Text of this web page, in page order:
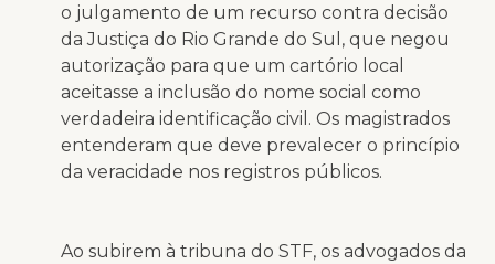
o julgamento de um recurso contra decisão
da Justiça do Rio Grande do Sul, que negou
autorização para que um cartório local
aceitasse a inclusão do nome social como
verdadeira identificação civil. Os magistrados
entenderam que deve prevalecer o princípio
da veracidade nos registros públicos.
Ao subirem à tribuna do STF, os advogados da